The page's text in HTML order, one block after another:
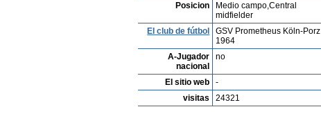
Posicion
Medio campo,Central
midfielder
El club de fútbol
GSV Prometheus Köln-Porz
1964
A-Jugador
nacional
no
El sitio web
-
visitas
24321